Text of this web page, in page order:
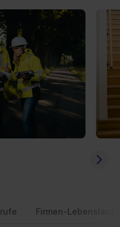
Firmen-Lebenslauf